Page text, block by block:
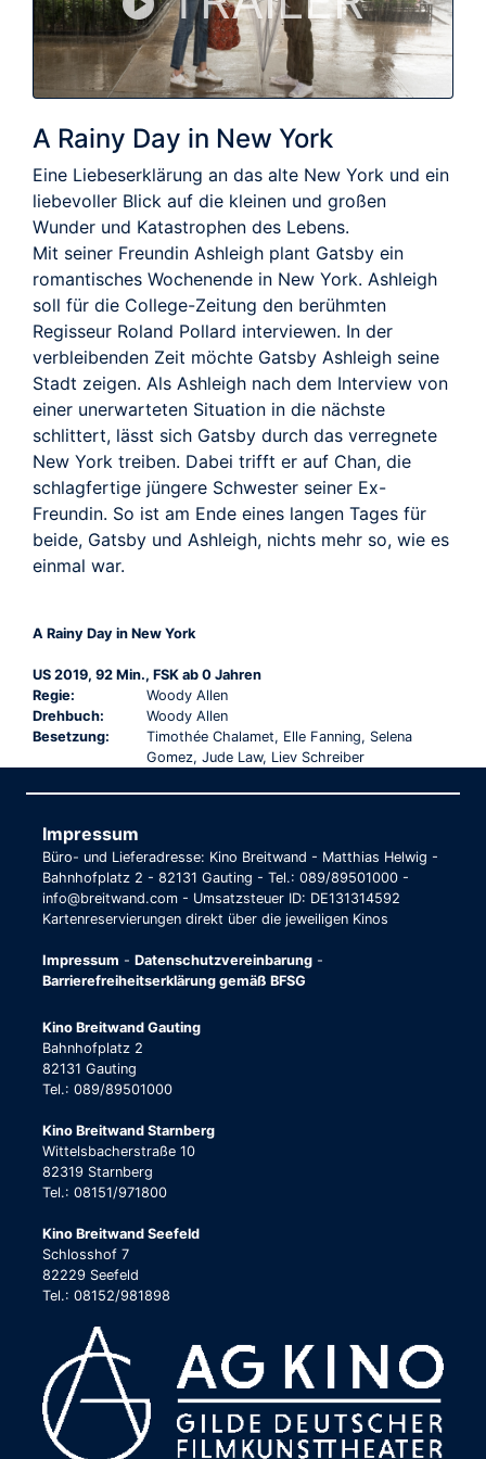
A Rainy Day in New York
Eine Liebeserklärung an das alte New York und ein
liebevoller Blick auf die kleinen und großen
Wunder und Katastrophen des Lebens.
Mit seiner Freundin Ashleigh plant Gatsby ein
romantisches Wochenende in New York. Ashleigh
soll für die College-Zeitung den berühmten
Regisseur Roland Pollard interviewen. In der
verbleibenden Zeit möchte Gatsby Ashleigh seine
Stadt zeigen. Als Ashleigh nach dem Interview von
einer unerwarteten Situation in die nächste
schlittert, lässt sich Gatsby durch das verregnete
New York treiben. Dabei trifft er auf Chan, die
schlagfertige jüngere Schwester seiner Ex-
Freundin. So ist am Ende eines langen Tages für
beide, Gatsby und Ashleigh, nichts mehr so, wie es
einmal war.
A Rainy Day in New York
US 2019, 92 Min., FSK ab 0 Jahren
Regie:
Woody Allen
Drehbuch:
Woody Allen
Besetzung:
Timothée Chalamet, Elle Fanning, Selena
Gomez, Jude Law, Liev Schreiber
Impressum
Büro- und Lieferadresse: Kino Breitwand - Matthias Helwig -
Bahnhofplatz 2 - 82131 Gauting - Tel.: 089/89501000 -
info@breitwand.com - Umsatzsteuer ID: DE131314592
Kartenreservierungen direkt über die jeweiligen Kinos
Impressum - Datenschutzvereinbarung -
Barrierefreiheitserklärung gemäß BFSG
Kino Breitwand Gauting
Bahnhofplatz 2
82131 Gauting
Tel.: 089/89501000
Kino Breitwand Starnberg
Wittelsbacherstraße 10
82319 Starnberg
Tel.: 08151/971800
Kino Breitwand Seefeld
Schlosshof 7
82229 Seefeld
Tel.: 08152/981898